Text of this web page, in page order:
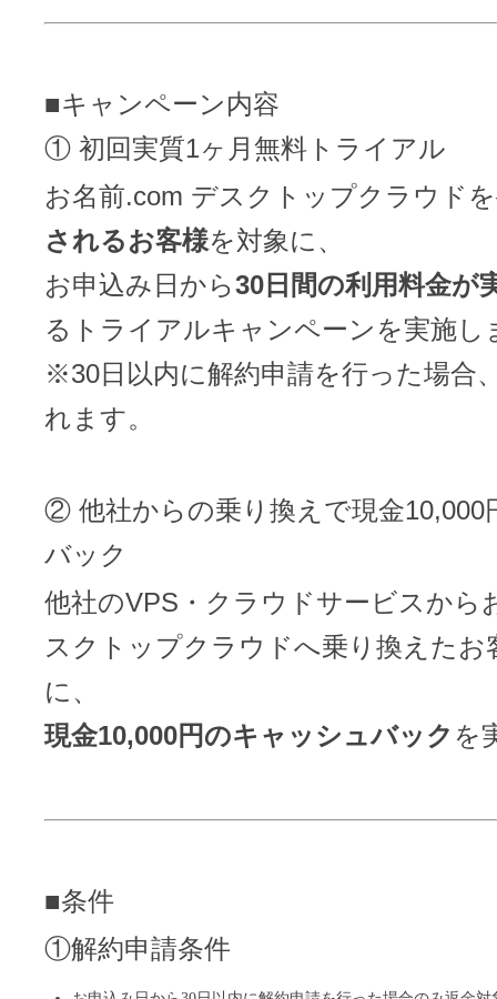
ています
メールアドレスを作成
お名前メール
440万枚以上の電子証明書発行実績
SSL証明書
ブランド保護対策をかんたんに
ドメインモニタリング
その他
API連携や後払いが可能なプログラム
販売パートナー制度
Domain ResellerProgram
Contact us
アフィリエイト
バナー・テキスト広告などの掲載紹
アフィリエイト（成果報酬型
■キャンペーン内容
① 初回実質1ヶ月無料トライアル
お名前.com デスクトップクラウドを
されるお客様を対象に、
お申込み日から30日間の利用料金が
るトライアルキャンペーンを実施し
※30日以内に解約申請を行った場合
れます。
② 他社からの乗り換えで現金10,000
バック
他社のVPS・クラウドサービスから
スクトップクラウドへ乗り換えたお
に、
現金10,000円のキャッシュバック を
■条件
①解約申請条件